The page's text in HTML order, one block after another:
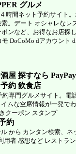
グルメ
時間ネット予約サイト
。デート オシャレなレ
ンなど、お得なお店探
DoCoMo dアカウント
屋 探すなら
約 飲食店
専門グルメサイト。電
ムな空席情報が一発で
クーポン スタンプ
約
から カンタン検索、ネ
用者 感想など レストラ